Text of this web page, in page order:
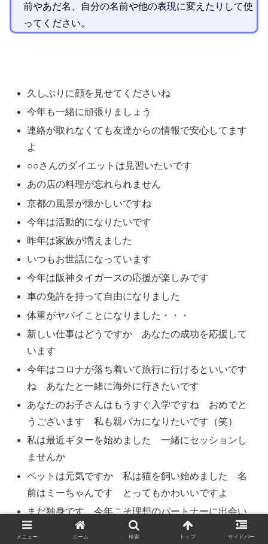
前やあだ名、自分の名前や他の表現に変えたりして使
ってください。
久しぶりに顔を見せてくださいね
今年も一緒に頑張りましょう
連絡が取れなくても友達からの情報で安心してます
よ
○○さんのダイエットは見習いたいです
あの店の料理が忘れられません
京都の風景が懐かしいですね
今年は活動的になりたいです
昨年は家族が増えました
いつもお世話になっています
今年は阪神タイガースの応援が楽しみです
車の免許を持って自由になりました
体重がヤバイことになりました・・・
新しい仕事はどうですか あなたの成功を応援して
います
今年はコロナが落ち着いて旅行に行けるといいです
ね あなたと一緒に海外に行きたいです
あなたのお子さんはもうすぐ入学ですね おめでと
うございます 私も親バカになりたいです（笑）
私は最近ギターを始めました 一緒にセッションし
ませんか
ペットは元気ですか 私は猫を飼い始めました 名
前はミーちゃんです とってもかわいいですよ
まだ独身です 今年こそ理想のパートナーに出会い
たいです
メニュー ホーム 検索 トップ サイドバー